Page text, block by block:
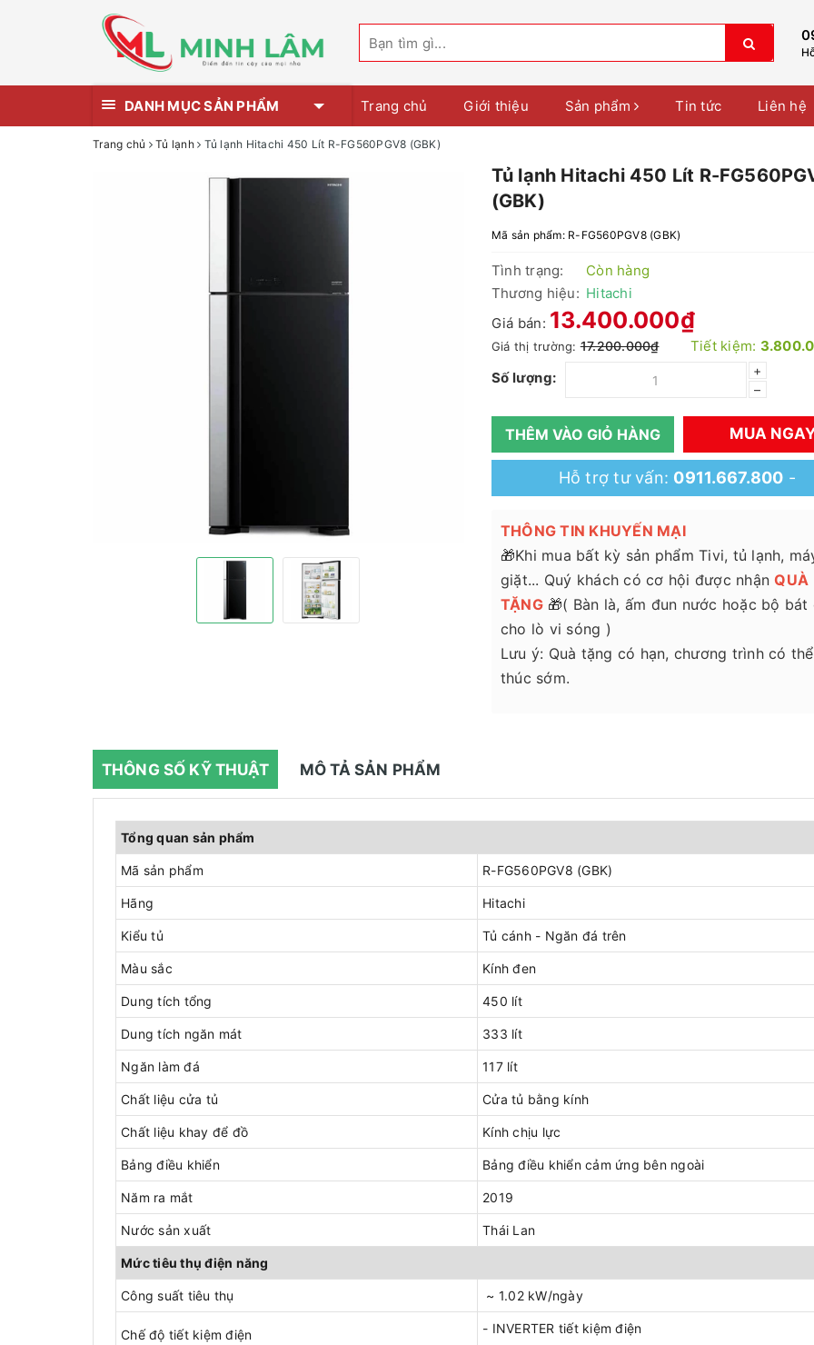
DANH MỤC SẢN PHẨM Trang chủ Giới thiệu Sản phẩm Tin tức Liên hệ
Trang chủ Tủ lạnh Tủ lạnh Hitachi 450 Lít R-FG560PGV8 (GBK)
Tủ lạnh Hitachi 450 Lít R-
(GBK)
Mã sản phẩm: R-FG560PGV8 (GBK)
Tình trạng:
Còn hàng
Thương hiệu: Hitachi
Giá bán: 13.400.000₫
Giá thị trường:17.200.000₫ Tiết kiệm:
Số lượng:
+
–
THÊM VÀO GIỎ HÀNG MUA
Hỗ trợ tư vấn: 0911.667.800 -
THÔNG TIN KHUYẾN MẠI
🎁Khi mua bất kỳ sản phẩm Tivi, tủ lạnh,
giặt... Quý khách có cơ hội được nhậnQUÀ
TẶNG 🎁( Bàn là, ấm đun nước hoặc bộ bát
cho lò vi sóng )
Lưu ý: Quà tặng có hạn, chương trình có
thúc sớm.
THÔNG SỐ KỸ THUẬT MÔ TẢ SẢN PHẨM
Tổng quan sản phẩm
Mã sản phẩm R-FG560PGV8 (GBK)
Hãng Hitachi
Kiểu tủ Tủ cánh - Ngăn đá trên
Màu sắc Kính đen
Dung tích tổng 450 lít
Dung tích ngăn mát 333 lít
Ngăn làm đá 117 lít
Chất liệu cửa tủ Cửa tủ bằng kính
Chất liệu khay để đồ Kính chịu lực
Bảng điều khiển Bảng điều khiển cảm ứng bên ngoài
Năm ra mắt 2019
Nước sản xuất Thái Lan
Mức tiêu thụ điện năng
Công suất tiêu thụ ~ 1.02 kW/ngày
Chế độ tiết kiệm điện - INVERTER tiết kiệm điện